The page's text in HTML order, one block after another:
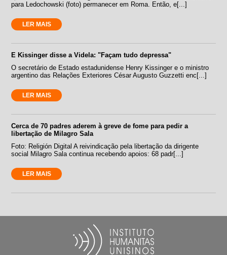
para Ledochowski (foto) permanecer em Roma. Então, e[...]
LER MAIS
E Kissinger disse a Videla: "Façam tudo depressa"
O secretário de Estado estadunidense Henry Kissinger e o ministro
argentino das Relações Exteriores César Augusto Guzzetti enc[...]
LER MAIS
Cerca de 70 padres aderem à greve de fome para pedir a
libertação de Milagro Sala
Foto: Religión Digital A reivindicação pela libertação da dirigente
social Milagro Sala continua recebendo apoios: 68 padr[...]
LER MAIS